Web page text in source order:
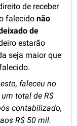
de receber
falecidonão
de
estarão
seja maior que
faleceu no
total de R$
contabilizado,
R$ 50 mil.